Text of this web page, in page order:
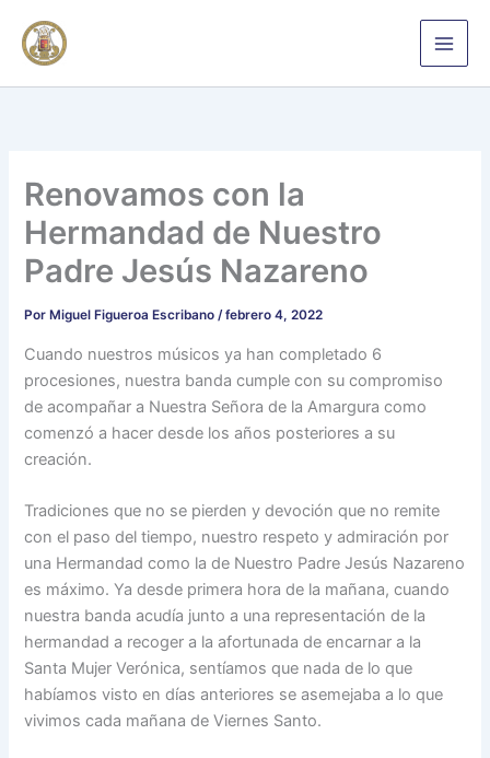
contenido
Renovamos con la
Hermandad de Nuestro
Padre Jesús Nazareno
Por Miguel Figueroa Escribano/febrero 4, 2022
Cuando nuestros músicos ya han completado 6
procesiones, nuestra banda cumple con su compromiso
de acompañar a Nuestra Señora de la Amargura como
comenzó a hacer desde los años posteriores a su
creación.
Tradiciones que no se pierden y devoción que no remite
con el paso del tiempo, nuestro respeto y admiración por
una Hermandad como la de Nuestro Padre Jesús Nazareno
es máximo. Ya desde primera hora de la mañana, cuando
nuestra banda acudía junto a una representación de la
hermandad a recoger a la afortunada de encarnar a la
Santa Mujer Verónica, sentíamos que nada de lo que
habíamos visto en días anteriores se asemejaba a lo que
vivimos cada mañana de Viernes Santo.